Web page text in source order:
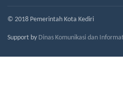
© 2018 Pemerintah Kota Kediri
Support by Dinas Komunikasi dan